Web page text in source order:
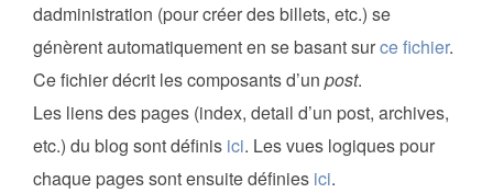
dadministration (pour créer des billets, etc.) se
génèrent automatiquement en se basant surce fichier.
Ce fichier décrit les composants d’un post.
Les liens des pages (index, detail d’un post, archives,
etc.) du blog sont définis ici. Les vues logiques pour
chaque pages sont ensuite définies ici.